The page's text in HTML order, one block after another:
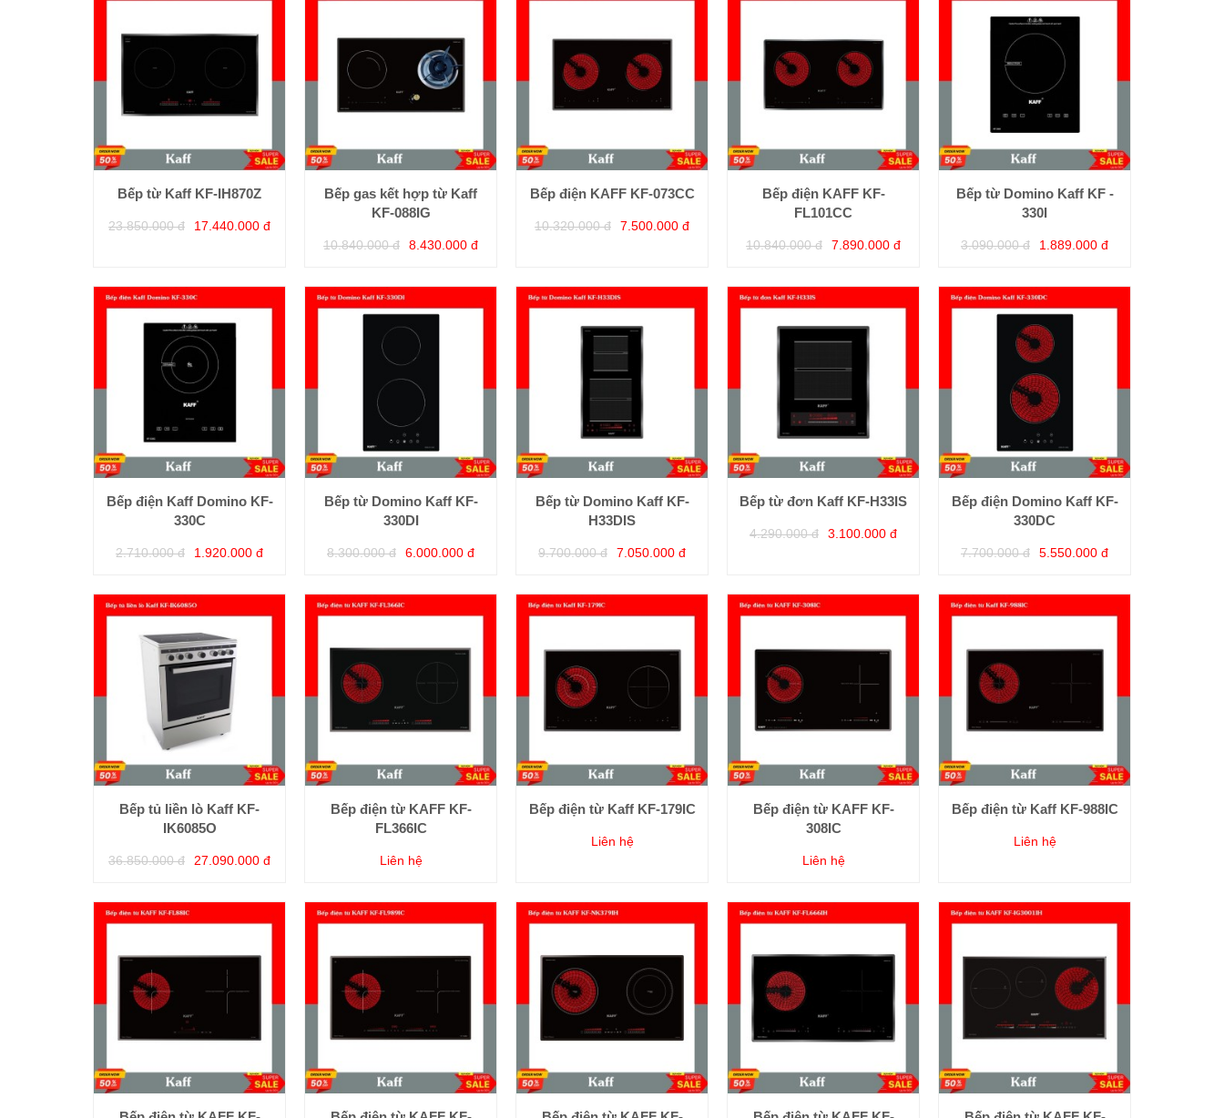
Bếp từ Kaff KF-IH870Z
23.850.000 đ 17.440.000 đ
Bếp gas kết hợp từ Kaff
KF-088IG
10.840.000 đ 8.430.000 đ
Bếp điện KAFF KF-073CC
10.320.000 đ 7.500.000 đ
Bếp điện KAFF KF-
FL101CC
10.840.000 đ 7.890.000 đ
Bếp từ Domino Kaff KF -
330I
3.090.000 đ 1.889.000 đ
Bếp điện Kaff Domino KF-
330C
2.710.000 đ 1.920.000 đ
Bếp từ Domino Kaff KF-
330DI
8.300.000 đ 6.000.000 đ
Bếp từ Domino Kaff KF-
H33DIS
9.700.000 đ 7.050.000 đ
Bếp từ đơn Kaff KF-H33IS
4.290.000 đ 3.100.000 đ
Bếp điện Domino Kaff KF-
330DC
7.700.000 đ 5.550.000 đ
Bếp tủ liền lò Kaff KF-
IK6085O
36.850.000 đ 27.090.000 đ
Bếp điện từ KAFF KF-
FL366IC
Liên hệ
Bếp điện từ Kaff KF-179IC
Liên hệ
Bếp điện từ KAFF KF-
308IC
Liên hệ
Bếp điện từ Kaff KF-988IC
Liên hệ